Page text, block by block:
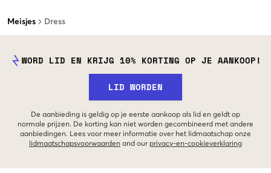
Meisjes Dress
WORD LID EN KRIJG 10% KORTING OP JE AANKOOP!
LID WORDEN
De aanbieding is geldig op je eerste aankoop als lid en geldt op
normale prijzen. De korting kan niet worden gecombineerd met andere
aanbiedingen. Lees voor meer informatie over het lidmaatschap onze
lidmaatschapsvoorwaarden and our privacy-en-cookieverklaring